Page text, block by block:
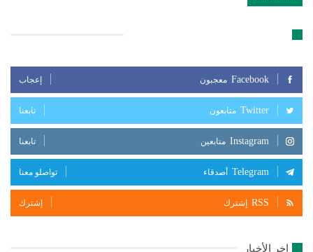
Facebook معجبون إعجاب
Twitter متابعون تابعنا
Instagram متابعين تابعنا
Telegram أصدقاء تواصلو معنا
RSS إشترك إشترك
اخر الأخبار